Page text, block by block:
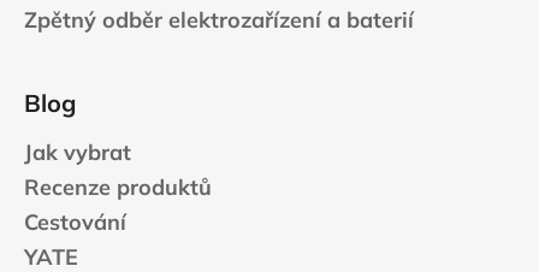
Zpětný odběr elektrozařízení a baterií
Blog
Jak vybrat
Recenze produktů
Cestování
YATE